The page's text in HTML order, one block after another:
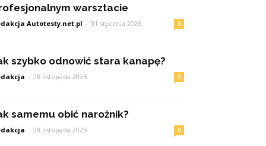
warsztacie
Autotesty.net.pl - 31 stycznia 2026 0
szybko odnowić stara kanapę?
- 28 listopada 2025 0
samemu obić narożnik?
- 28 listopada 2025 0